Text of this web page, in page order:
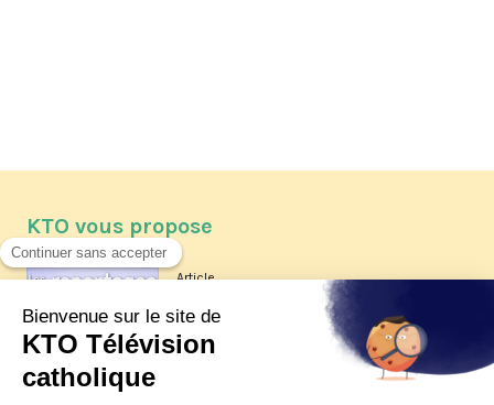
KTO vous propose
Article
Les reportages d'été 2026 de KTO